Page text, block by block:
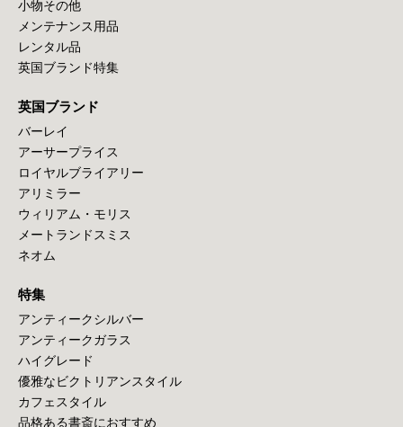
小物その他
メンテナンス用品
レンタル品
英国ブランド特集
英国ブランド
バーレイ
アーサープライス
ロイヤルブライアリー
アリミラー
ウィリアム・モリス
メートランドスミス
ネオム
特集
アンティークシルバー
アンティークガラス
ハイグレード
優雅なビクトリアンスタイル
カフェスタイル
品格ある書斎におすすめ